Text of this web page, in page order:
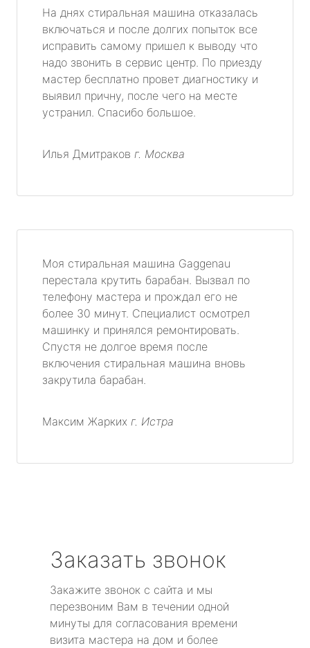
На днях стиральная машина отказалась
включаться и после долгих попыток все
исправить самому пришел к выводу что
надо звонить в сервис центр. По приезду
мастер бесплатно провет диагностику и
выявил причну, после чего на месте
устранил. Спасибо большое.
Илья Дмитраков г. Москва
Моя стиральная машина Gaggenau
перестала крутить барабан. Вызвал по
телефону мастера и прождал его не
более 30 минут. Специалист осмотрел
машинку и принялся ремонтировать.
Спустя не долгое время после
включения стиральная машина вновь
закрутила барабан.
Максим Жарких г. Истра
Заказать звонок
Закажите звонок с сайта и мы
перезвоним Вам в течении одной
минуты для согласования времени
визита мастера на дом и более